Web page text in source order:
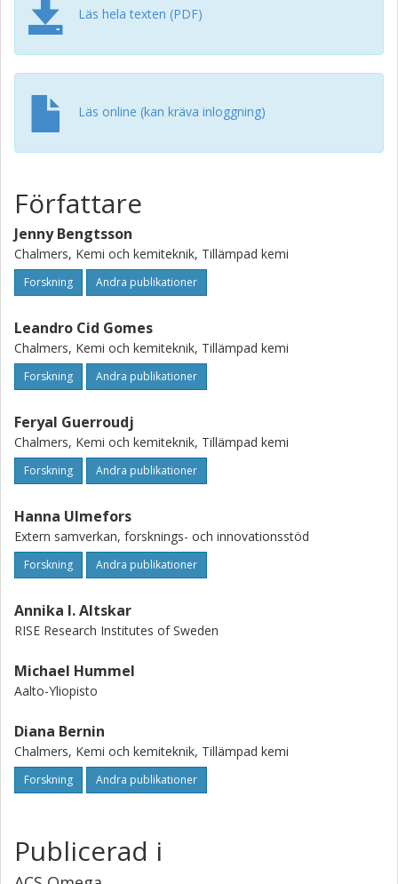
molecular weight is beneficial. An expressive decrease in
lignin yield was observed for lignin with a higher content of
polar functional groups such as carboxylic acid groups
and a lower content of condensed lignin moieties.
the observed defects and deteriorated mechanical
properties of the precursor fiber. Addressing these
challenges is thus critical for maximizing the potential of
for enhanced fiber quality and performance.
Läs hela texten (PDF)
Läs online (kan kräva inloggning)
Författare
Jenny Bengtsson
Chalmers, Kemi och kemiteknik, Tillämpad kemi
Forskning Andra publikationer
Leandro Cid Gomes
Chalmers, Kemi och kemiteknik, Tillämpad kemi
Forskning Andra publikationer
Feryal Guerroudj
Chalmers, Kemi och kemiteknik, Tillämpad kemi
Forskning Andra publikationer
Hanna Ulmefors
Extern samverkan, forsknings- och innovationsstöd
Forskning Andra publikationer
Annika I. Altskar
RISE Research Institutes of Sweden
Michael Hummel
Aalto-Yliopisto
Diana Bernin
Chalmers, Kemi och kemiteknik, Tillämpad kemi
Forskning Andra publikationer
Publicerad i